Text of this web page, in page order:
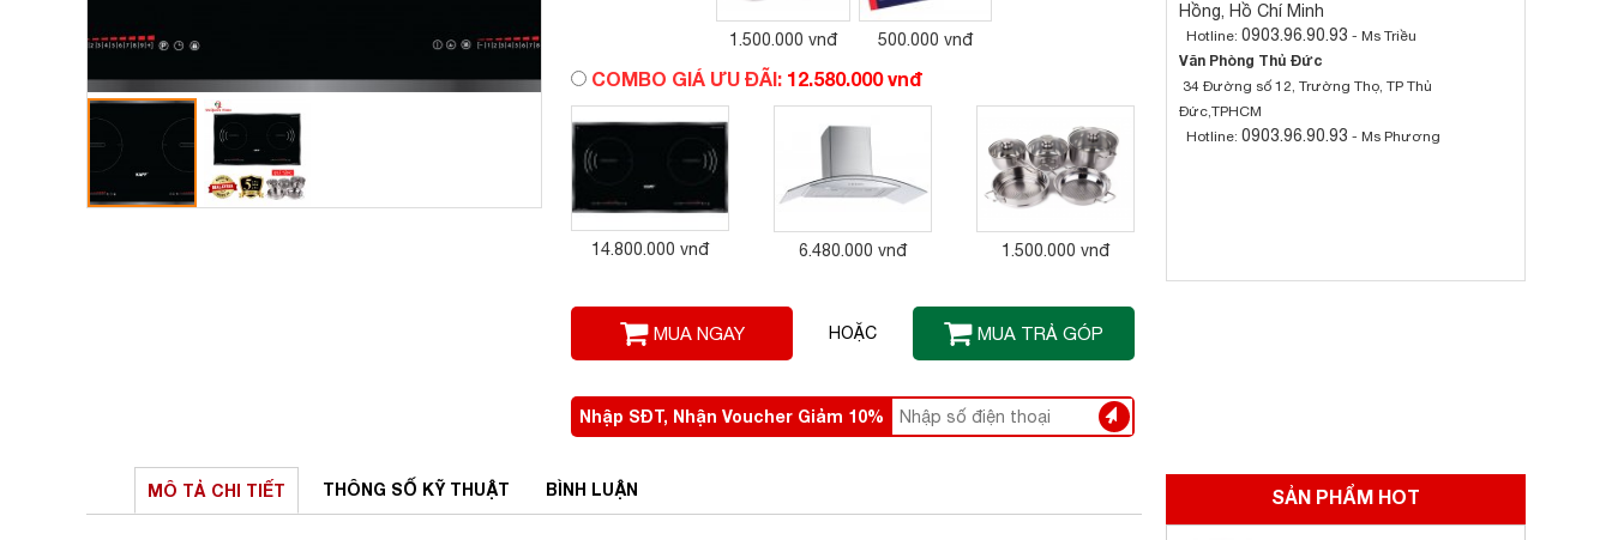
1.500.000 vnđ 500.000 vnđ
COMBO GIÁ ƯU ĐÃI: 12.580.000 vnđ
14.800.000 vnđ 6.480.000 vnđ 1.500.000 vnđ
MUA NGAY HOẶC MUA TRẢ GÓP
Nhập SĐT, Nhận Voucher Giảm 10%
Hồng, Hồ Chí Minh
Hotline: 0903.96.90.93 - Ms Triều
Văn Phòng Thủ Đức
34 Đường số 12, Trường Thọ, TP Thủ
Đức,TPHCM
Hotline: 0903.96.90.93 - Ms Phương
MÔ TẢ CHI TIẾT THÔNG SỐ KỸ THUẬT BÌNH LUẬN SẢN PHẨM HOT